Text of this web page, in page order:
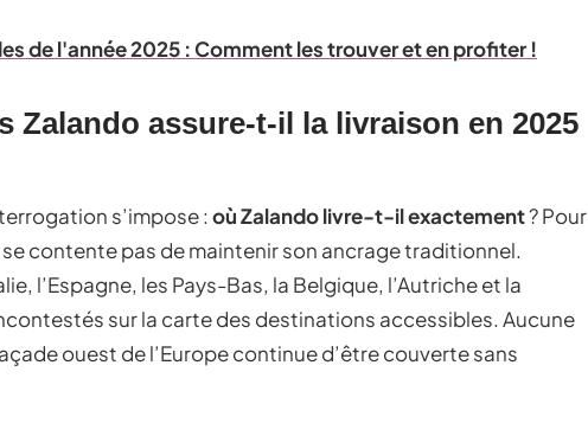
de l'année 2025 : Comment les trouver et en profiter !
Zalando assure-t-il la livraison en 2025
s’impose : où Zalando livre-t-il exactement? Pour
contente pas de maintenir son ancrage traditionnel.
l’Espagne, les Pays-Bas, la Belgique, l’Autriche et la
sur la carte des destinations accessibles. Aucune
ouest de l’Europe continue d’être couverte sans